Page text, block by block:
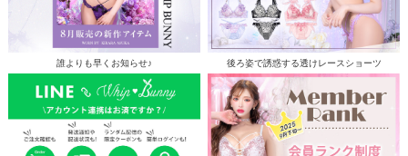
誰よりも早くお知らせ♪ 後ろ姿で誘惑する透けレースショーツ